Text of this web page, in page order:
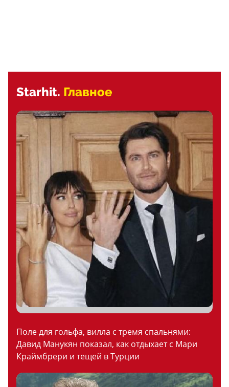
Starhit. Главное
Поле для гольфа, вилла с тремя спальнями:
Давид Манукян показал, как отдыхает с Мари
Краймбрери и тещей в Турции